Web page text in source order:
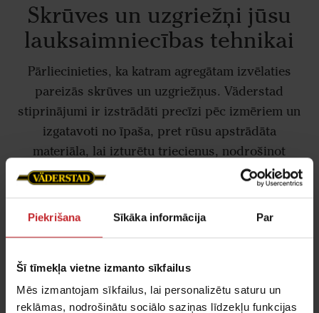
Piekrišana Sīkāka informācija Par
Šī tīmekļa vietne izmanto sīkfailus
Mēs izmantojam sīkfailus, lai personalizētu saturu un
reklāmas, nodrošinātu sociālo saziņas līdzekļu funkcijas
Skrūves un uzgriežņi jūsu
lauksaimniecības tehnikai
Pārliecinieties, ka katram agregātam izvēlaties
pareizās skrūves un uzgriežņus. Väderstad
stiprinājumi ir izstrādāti precīzi pēc izmēriem un
izgatavoti no īpaša, pret rūsu apstrādāta
materiāla, lai izturētu triecienus, nodrošinot
visaugstākās kvalitātes darba rezultātu.
Noklikšķiniet uz zemāk esošās saites, lai atrastu
ideāli piemērotas daļas savai tehnikas vienībai.
Lejuplādējiet Väderstad stiprinājumu brošūru